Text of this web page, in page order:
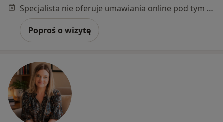
Specjalista nie oferuje umawiania online pod tym adresem.
Poproś o wizytę